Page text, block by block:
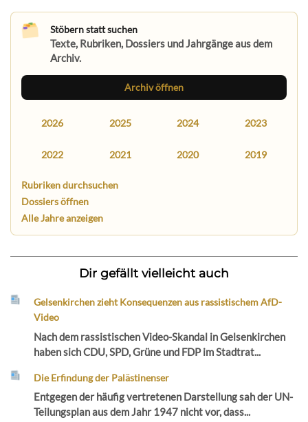
Stöbern statt suchen
Texte, Rubriken, Dossiers und Jahrgänge aus dem
Archiv.
Archiv öffnen
2026 2025 2024 2023
2022 2021 2020 2019
Rubriken durchsuchen
Dossiers öffnen
Alle Jahre anzeigen
Dir gefällt vielleicht auch
Gelsenkirchen zieht Konsequenzen aus rassistischem AfD-
Video
Nach dem rassistischen Video-Skandal in Gelsenkirchen
haben sich CDU, SPD, Grüne und FDP im Stadtrat...
Die Erfindung der Palästinenser
Entgegen der häufig vertretenen Darstellung sah der UN-
Teilungsplan aus dem Jahr 1947 nicht vor, dass...